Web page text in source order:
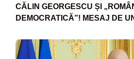
CĂLIN GEORGESCU ȘI
DEMOCRATICĂ”! MESAJ DE